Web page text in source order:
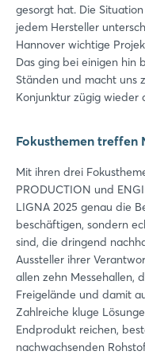
gesorgt hat. Die
jedem Hersteller
Hannover wichtige
Das ging bei einigen hin
Ständen und macht uns
Konjunktur zügig wieder
Fokusthemen treffen
Mit ihren drei
PRODUCTION und
LIGNA 2025 genau die
beschäftigen, sondern
sind, die dringend
Aussteller ihrer
allen zehn Messehallen,
Freigelände und damit
Zahlreiche kluge
Endprodukt reichen,
nachwachsenden